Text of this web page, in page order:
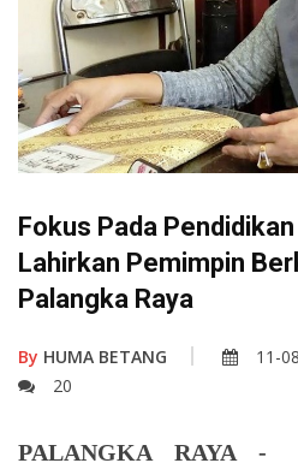
Fokus Pada
Lahirkan Pemimpin
Palangka Raya
By HUMA BETANG 11-
20
PALANGKA RAYA -